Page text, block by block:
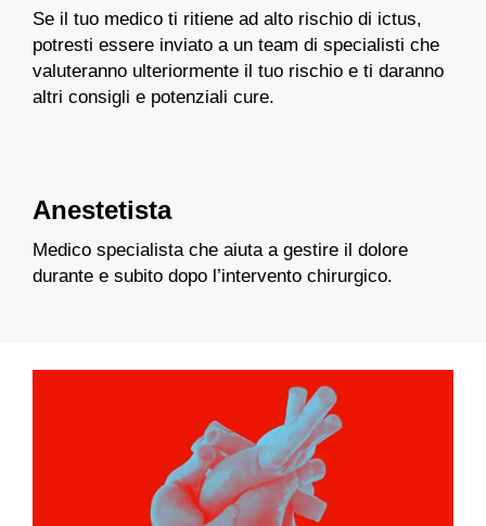
Se il tuo medico ti ritiene ad alto rischio di ictus,
potresti essere inviato a un team di specialisti che
valuteranno ulteriormente il tuo rischio e ti daranno
altri consigli e potenziali cure.
Anestetista
Medico specialista che aiuta a gestire il dolore
durante e subito dopo l’intervento chirurgico.